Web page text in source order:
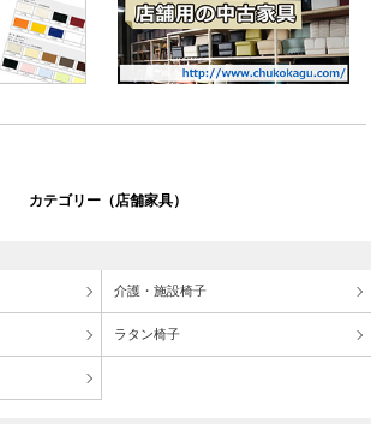
カテゴリー（店舗家具）
介護・施設椅子
ラタン椅子
ート
から守るため、椅子の脚底に取り付けるプラパートを
紹介
テーブルとは何か？素材や種類、選ぶ際のポイントを
ます。店舗での利用シーンを参考にコーディネート例